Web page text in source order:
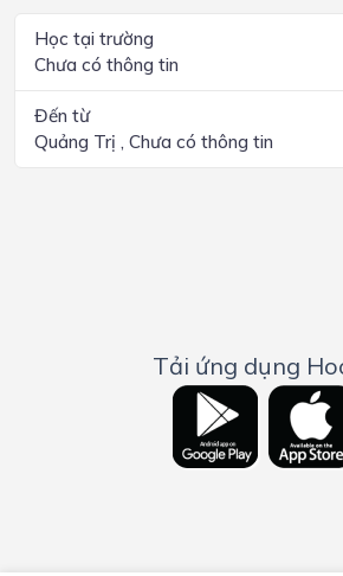
Học tại trường
Chưa có thông tin
Đến từ
Quảng Trị , Chưa có thông tin
Tải ứng dụng